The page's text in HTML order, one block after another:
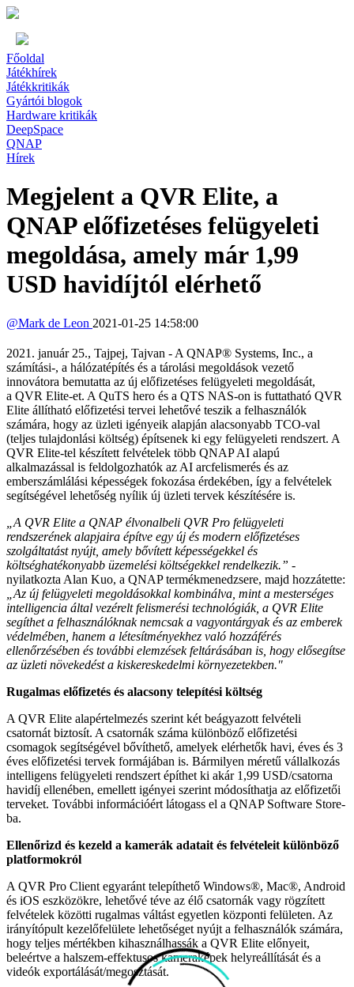
Főoldal
Játékhírek
Játékkritikák
Gyártói blogok
Hardware kritikák
DeepSpace
QNAP
Hírek
Megjelent a QVR Elite, a
QNAP előfizetéses felügyeleti
megoldása, amely már 1,99
USD havidíjtól elérhető
@Mark de Leon 2021-01-25 14:58:00
2021. január 25., Tajpej, Tajvan - A QNAP® Systems, Inc., a
számítási-, a hálózatépítés és a tárolási megoldások vezető
innovátora bemutatta az új előfizetéses felügyeleti megoldását,
a QVR Elite-et. A QuTS hero és a QTS NAS-on is futtatható QVR
Elite állítható előfizetési tervei lehetővé teszik a felhasználók
számára, hogy az üzleti igényeik alapján alacsonyabb TCO-val
(teljes tulajdonlási költség) építsenek ki egy felügyeleti rendszert. A
QVR Elite-tel készített felvételek több QNAP AI alapú
alkalmazással is feldolgozhatók az AI arcfelismerés és az
emberszámlálási képességek fokozása érdekében, így a felvételek
segítségével lehetőség nyílik új üzleti tervek készítésére is.
„A QVR Elite a QNAP élvonalbeli QVR Pro felügyeleti
rendszerének alapjaira építve egy új és modern előfizetéses
szolgáltatást nyújt, amely bővített képességekkel és
költséghatékonyabb üzemelési költségekkel rendelkezik.” -
nyilatkozta Alan Kuo, a QNAP termékmenedzsere, majd hozzátette:
„Az új felügyeleti megoldásokkal kombinálva, mint a mesterséges
intelligencia által vezérelt felismerési technológiák, a QVR Elite
segíthet a felhasználóknak nemcsak a vagyontárgyak és az emberek
védelmében, hanem a létesítményekhez való hozzáférés
ellenőrzésében és további elemzések feltárásában is, hogy elősegítse
az üzleti növekedést a kiskereskedelmi környezetekben."
Rugalmas előfizetés és alacsony telepítési költség
A QVR Elite alapértelmezés szerint két beágyazott felvételi
csatornát biztosít. A csatornák száma különböző előfizetési
csomagok segítségével bővíthető, amelyek elérhetők havi, éves és 3
éves előfizetési tervek formájában is. Bármilyen méretű vállalkozás
intelligens felügyeleti rendszert építhet ki akár 1,99 USD/csatorna
havidíj ellenében, emellett igényei szerint módosíthatja az előfizetői
terveket. További információért látogass el a QNAP Software Store-
ba.
Ellenőrizd és kezeld a kamerák adatait és felvételeit különböző
platformokról
A QVR Pro Client egyaránt telepíthető Windows®, Mac®, Android
és iOS eszközökre, lehetővé téve az élő csatornák vagy rögzített
felvételek közötti rugalmas váltást egyetlen központi felületen. Az
irányítópult kezelőfelülete lehetőséget nyújt a felhasználók számára,
hogy teljes mértékben kihasználhassák a QVR Elite előnyeit,
beleértve a halszem-effektusos kameraképek helyreállítását és a
videók exportálását/megosztását.